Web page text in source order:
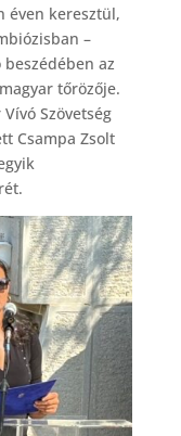
éven keresztül,
–
az
tőrözője.
Szövetség
Csampa Zsolt